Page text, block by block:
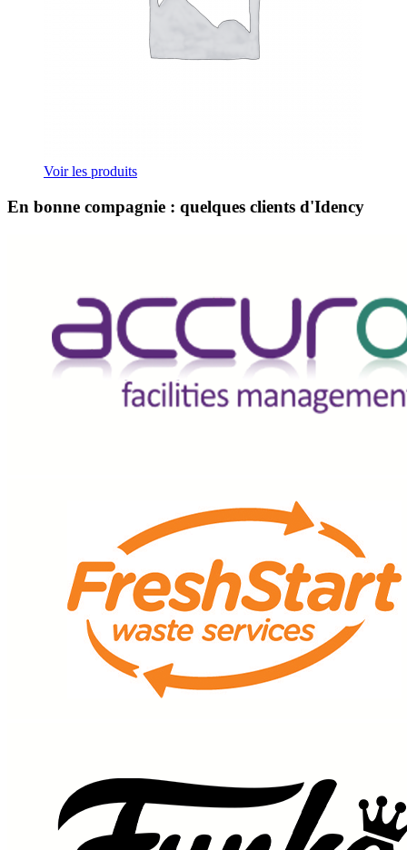
Voir les produits
En bonne compagnie : quelques clients d'Idency